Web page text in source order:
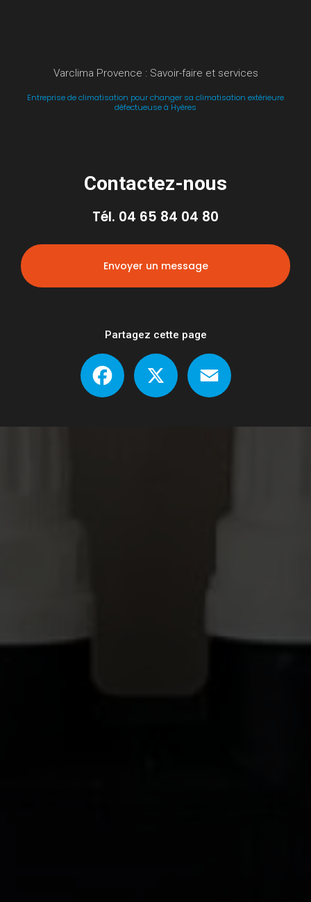
Varclima Provence : Savoir-faire et services
Entreprise de climatisation pour changer sa climatisation extérieure
défectueuse à Hyères
Contactez-nous
Tél. 04 65 84 04 80
Envoyer un message
Partagez cette page
Facebook